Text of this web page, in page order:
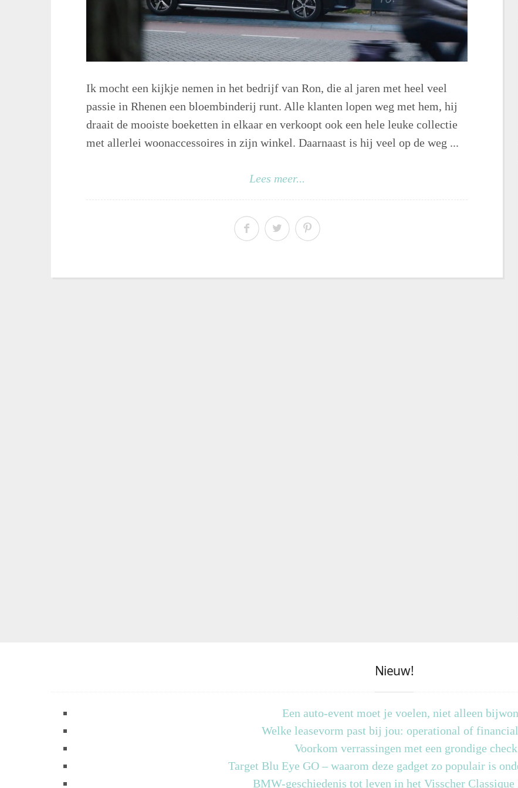
Ik mocht een kijkje nemen in het bedrijf van Ron, die al jaren met heel veel
passie in Rhenen een bloembinderij runt. Alle klanten lopen weg met hem, hij
draait de mooiste boeketten in elkaar en verkoopt ook een hele leuke collectie
met allerlei woonaccessoires in zijn winkel. Daarnaast is hij veel op de weg ...
Lees meer...
Nieuw!
Een auto-event moet je voelen, niet alleen
Welke leasevorm past bij jou: operational of
Voorkom verrassingen met een grondige check
Target Blu Eye GO – waarom deze gadget zo populair is
BMW-geschiedenis tot leven in het Visscher Classique